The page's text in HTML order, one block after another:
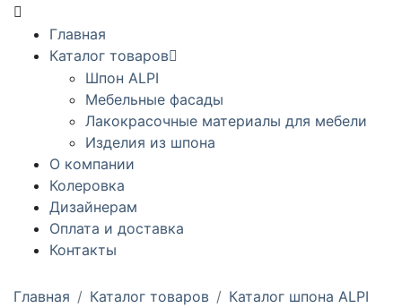
Главная
Каталог товаров
Шпон ALPI
Мебельные фасады
Лакокрасочные материалы для мебели
Изделия из шпона
О компании
Колеровка
Дизайнерам
Оплата и доставка
Контакты
Главная Каталог товаров
Каталог шпона ALPI